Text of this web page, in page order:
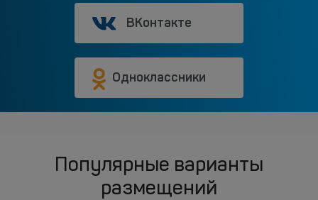
ВКонтакте
Одноклассники
Популярные варианты
размещений